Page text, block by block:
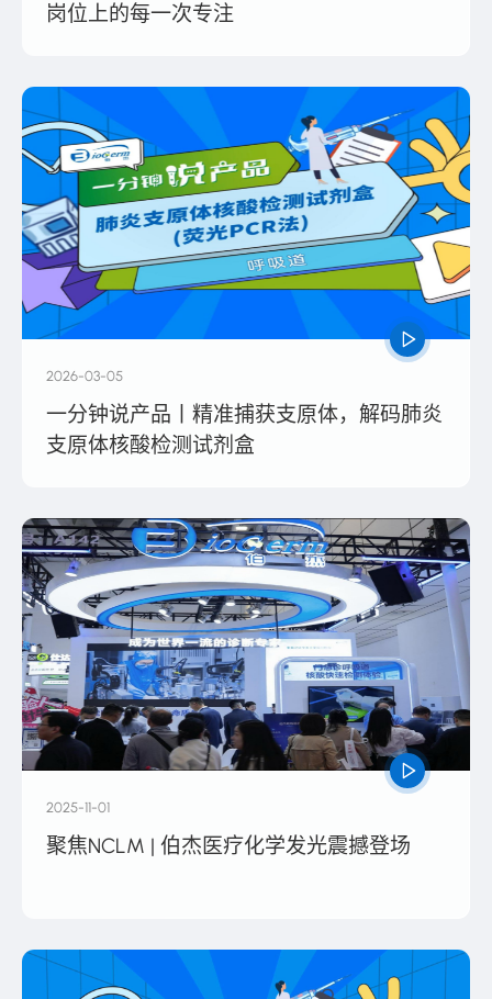
岗位上的每一次专注
2026-03-05
一分钟说产品丨精准捕获支原体，解码肺炎
支原体核酸检测试剂盒
2025-11-01
聚焦NCLM | 伯杰医疗化学发光震撼登场